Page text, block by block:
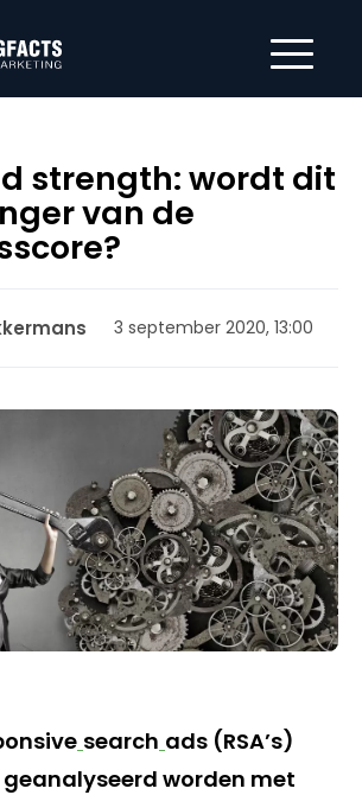
strength: wordt dit
van de
3 september 2020, 13:00
search ads (RSA’s)
worden met